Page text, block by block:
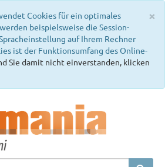
×
Cookies für ein optimales
beispielsweise die Session-
auf Ihrem Rechner
ist der Funktionsumfang des Online-
Sie damit nicht einverstanden, klicken